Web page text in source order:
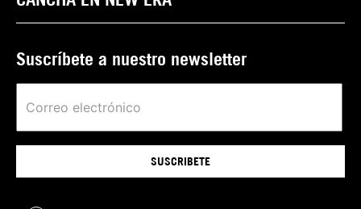
Suscríbete a nuestro newsletter
SUSCRIBETE